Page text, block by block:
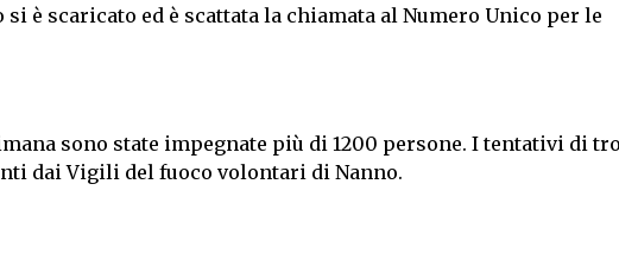
si è scaricato ed è scattata la chiamata al Numero Unico per le
sono state impegnate più di 1200 persone. I tentativi di
dai Vigili del fuoco volontari di Nanno.